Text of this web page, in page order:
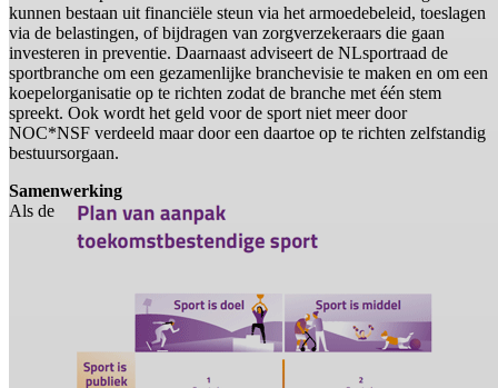
kunnen bestaan uit financiële steun via het armoedebeleid, toeslagen
via de belastingen, of bijdragen van zorgverzekeraars die gaan
investeren in preventie. Daarnaast adviseert de NLsportraad de
sportbranche om een gezamenlijke branchevisie te maken en om een
koepelorganisatie op te richten zodat de branche met één stem
spreekt. Ook wordt het geld voor de sport niet meer door
NOC*NSF verdeeld maar door een daartoe op te richten zelfstandig
bestuursorgaan.
Samenwerking
Als de